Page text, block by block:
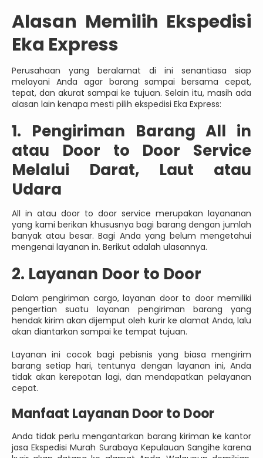
Alasan Memilih Ekspedisi
Eka Express
Perusahaan yang beralamat di ini senantiasa siap
melayani Anda agar barang sampai bersama cepat,
tepat, dan akurat sampai ke tujuan. Selain itu, masih ada
alasan lain kenapa mesti pilih ekspedisi Eka Express:
1. Pengiriman Barang All in
atau Door to Door Service
Melalui Darat, Laut atau
Udara
All in atau door to door service merupakan layananan
yang kami berikan khususnya bagi barang dengan jumlah
banyak atau besar. Bagi Anda yang belum mengetahui
mengenai layanan in. Berikut adalah ulasannya.
2. Layanan Door to Door
Dalam pengiriman cargo, layanan door to door memiliki
pengertian suatu layanan pengiriman barang yang
hendak kirim akan dijemput oleh kurir ke alamat Anda, lalu
akan diantarkan sampai ke tempat tujuan.
Layanan ini cocok bagi pebisnis yang biasa mengirim
barang setiap hari, tentunya dengan layanan ini, Anda
tidak akan kerepotan lagi, dan mendapatkan pelayanan
cepat.
Manfaat Layanan Door to Door
Anda tidak perlu mengantarkan barang kiriman ke kantor
jasa Ekspedisi Murah Surabaya Kepulauan Sangihe karena